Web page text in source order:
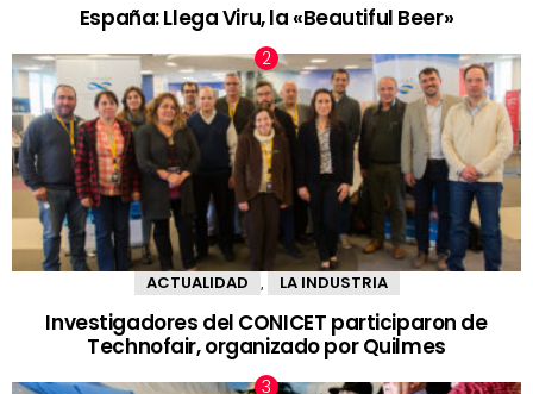
España: Llega Viru, la «Beautiful Beer»
ACTUALIDAD LA INDUSTRIA
Investigadores del CONICET participaron de
Technofair, organizado por Quilmes